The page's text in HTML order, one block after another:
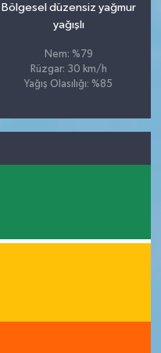
Bölgesel düzensiz yağmur
yağışlı
Nem: %79
Rüzgar: 30 km/h
Yağış Olasılığı: %85